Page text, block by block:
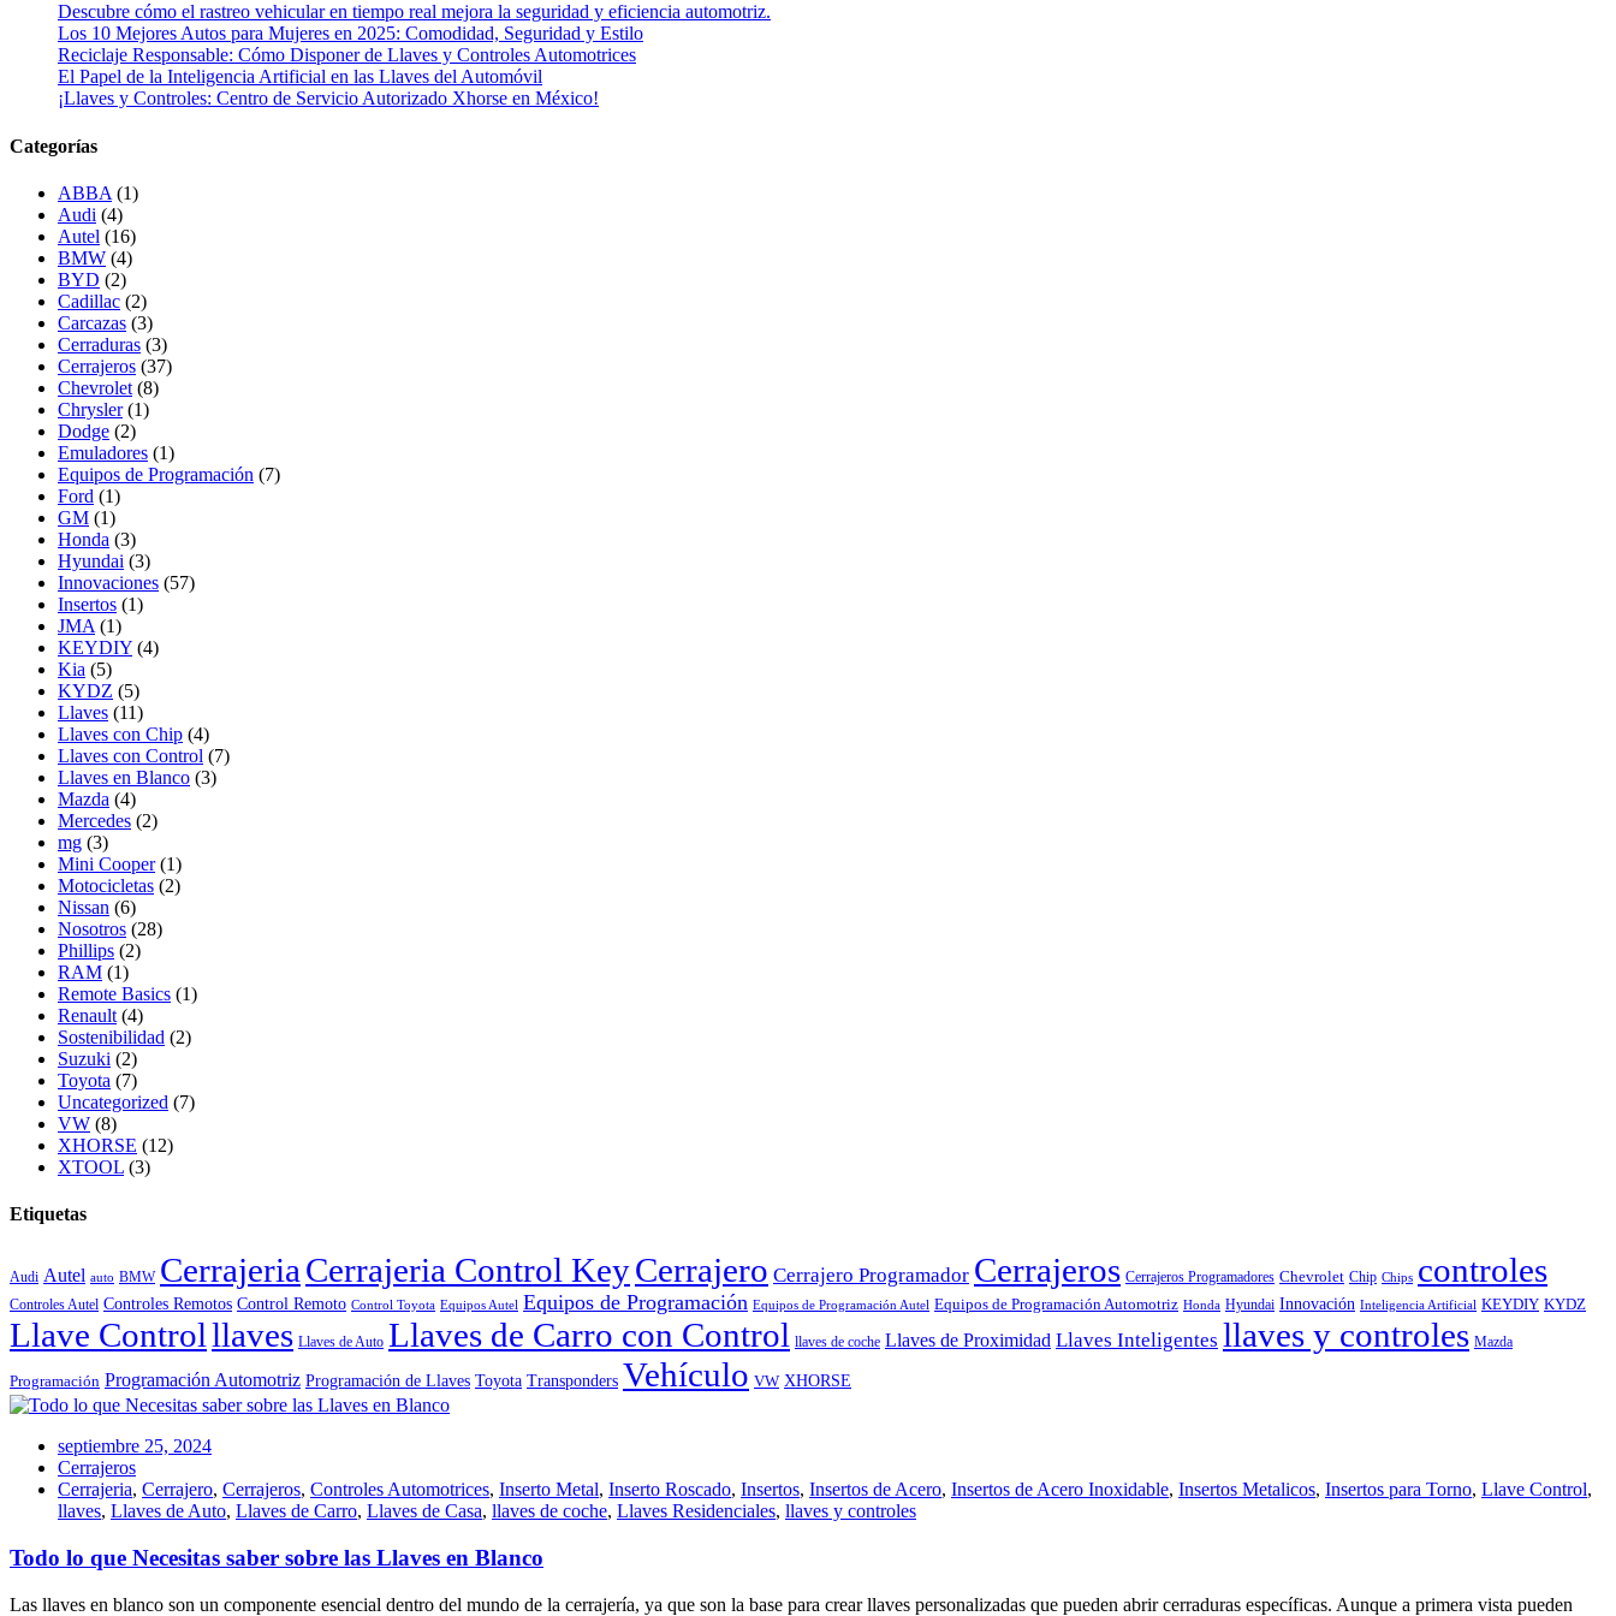
Descubre cómo el rastreo vehicular en tiempo real mejora la seguridad y eficiencia automotriz.
Los 10 Mejores Autos para Mujeres en 2025: Comodidad, Seguridad y Estilo
Reciclaje Responsable: Cómo Disponer de Llaves y Controles Automotrices
El Papel de la Inteligencia Artificial en las Llaves del Automóvil
¡Llaves y Controles: Centro de Servicio Autorizado Xhorse en México!
Categorías
ABBA (1)
Audi (4)
Autel (16)
BMW (4)
BYD (2)
Cadillac (2)
Carcazas (3)
Cerraduras (3)
Cerrajeros (37)
Chevrolet (8)
Chrysler (1)
Dodge (2)
Emuladores (1)
Equipos de Programación (7)
Ford (1)
GM (1)
Honda (3)
Hyundai (3)
Innovaciones (57)
Insertos (1)
JMA (1)
KEYDIY (4)
Kia (5)
KYDZ (5)
Llaves (11)
Llaves con Chip (4)
Llaves con Control (7)
Llaves en Blanco (3)
Mazda (4)
Mercedes (2)
mg (3)
Mini Cooper (1)
Motocicletas (2)
Nissan (6)
Nosotros (28)
Phillips (2)
RAM (1)
Remote Basics (1)
Renault (4)
Sostenibilidad (2)
Suzuki (2)
Toyota (7)
Uncategorized (7)
VW (8)
XHORSE (12)
XTOOL (3)
Etiquetas
Audi Autel auto BMW Cerrajeria Cerrajeria Control KeyCerrajero Cerrajero Programador Cerrajeros Cerrajeros Programadores Chevrolet Chip Chips controles
Controles Autel Controles Remotos Control Remoto Control Toyota Equipos Autel Equipos de Programación Equipos de Programación Autel Equipos de Programación Automotriz Honda Hyundai Innovación Inteligencia Artificial KEYDIY KYDZ
Llave Controlllaves Llaves de Auto Llaves de Carro con Control llaves de coche Llaves de Proximidad Llaves Inteligentes llaves y controles Mazda
Programación Programación Automotriz Programación de Llaves Toyota Transponders Vehículo VW XHORSE
septiembre 25, 2024
Cerrajeros
Cerrajeria, Cerrajero, Cerrajeros, Controles Automotrices, Inserto Metal, Inserto Roscado, Insertos, Insertos de Acero, Insertos de Acero Inoxidable, Insertos Metalicos, Insertos para Torno, Llave Control,
llaves, Llaves de Auto, Llaves de Carro, Llaves de Casa, llaves de coche, Llaves Residenciales, llaves y controles
Todo lo que Necesitas saber sobre las Llaves en Blanco
Las llaves en blanco son un componente esencial dentro del mundo de la cerrajería, ya que son la base para crear llaves personalizadas que pueden abrir cerraduras específicas. Aunque a primera vista pueden